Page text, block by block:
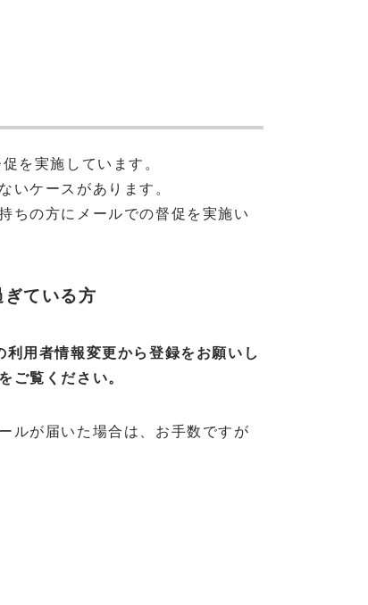
を実施しています。
ケースがあります。
ちの方にメールでの督促を実施い
ている方
用者情報変更から登録をお願いし
ご覧ください。
ルが届いた場合は、お手数ですが